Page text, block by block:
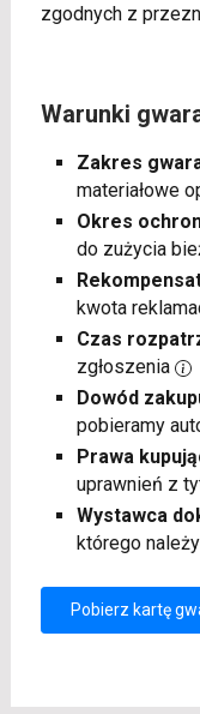
zgodnych z
Warunki
Zakres
materiałowe
Okres
do zużycia
kwota
Czas
zgłoszenia
Dowód
pobieramy
Prawa
uprawnień z
Wystawca
którego
Pobierz kartę